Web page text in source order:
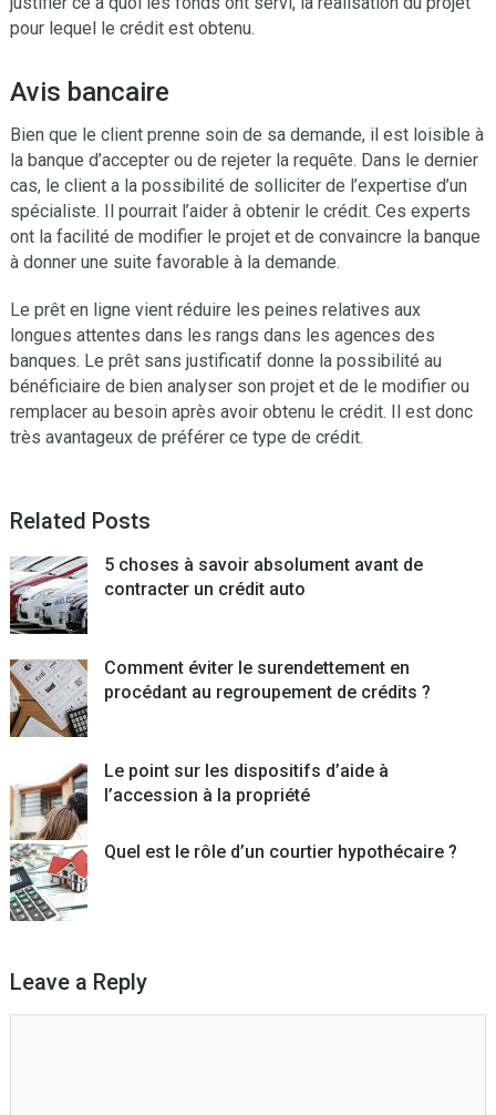
pour lequel le crédit est obtenu.
Avis bancaire
Bien que le client prenne soin de sa demande, il est loisible à
la banque d’accepter ou de rejeter la requête. Dans le dernier
cas, le client a la possibilité de solliciter de l’expertise d’un
spécialiste. Il pourrait l’aider à obtenir le crédit. Ces experts
ont la facilité de modifier le projet et de convaincre la banque
à donner une suite favorable à la demande.
Le prêt en ligne vient réduire les peines relatives aux
longues attentes dans les rangs dans les agences des
banques. Le prêt sans justificatif donne la possibilité au
bénéficiaire de bien analyser son projet et de le modifier ou
remplacer au besoin après avoir obtenu le crédit. Il est donc
très avantageux de préférer ce type de crédit.
Related Posts
5 choses à savoir absolument avant de
contracter un crédit auto
Comment éviter le surendettement en
procédant au regroupement de crédits ?
Le point sur les dispositifs d’aide à
l’accession à la propriété
Quel est le rôle d’un courtier hypothécaire ?
Leave a Reply